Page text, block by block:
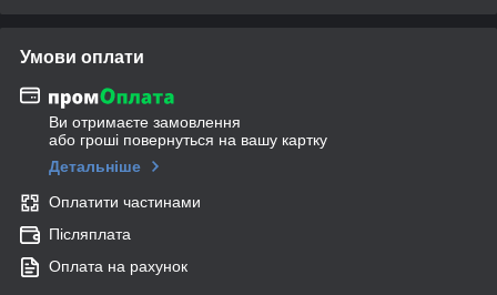
Умови оплати
Ви отримаєте замовлення
або гроші повернуться на вашу картку
Детальніше
Оплатити частинами
Післяплата
Оплата на рахунок